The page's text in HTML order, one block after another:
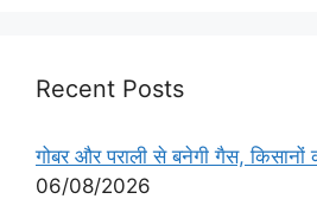
Recent Posts
गोबर और पराली से बनेगी गैस, किसानों
06/08/2026